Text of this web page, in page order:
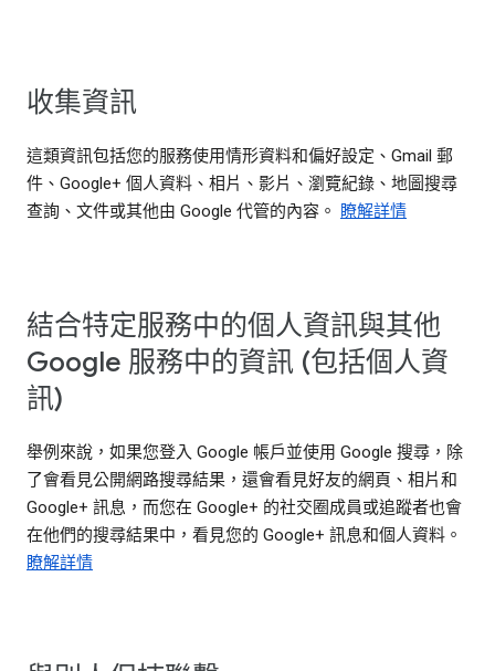
收集資訊
這類資訊包括您的服務使用情形資料和偏好設定、Gmail 郵
件、Google+ 個人資料、相片、影片、瀏覽紀錄、地圖搜尋
查詢、文件或其他由 Google 代管的內容。
瞭解詳情
結合特定服務中的個人資訊與其他
Google 服務中的資訊 (包括個人資
訊)
舉例來說，如果您登入 Google 帳戶並使用 Google 搜尋，除
了會看見公開網路搜尋結果，還會看見好友的網頁、相片和
Google+ 訊息，而您在 Google+ 的社交圈成員或追蹤者也會
在他們的搜尋結果中，看見您的 Google+ 訊息和個人資料。
瞭解詳情